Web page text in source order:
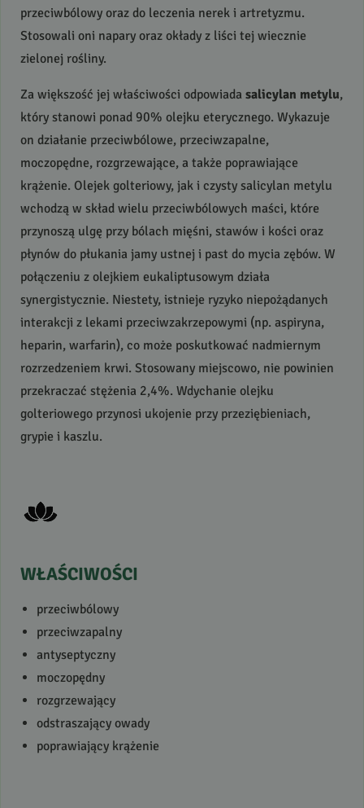
przeciwbólowy oraz do leczenia nerek i artretyzmu.
Stosowali oni napary oraz okłady z liści tej wiecznie
zielonej rośliny.
Za większość jej właściwości odpowiada salicylan metylu,
który stanowi ponad 90% olejku eterycznego. Wykazuje
on działanie przeciwbólowe, przeciwzapalne,
moczopędne, rozgrzewające, a także poprawiające
krążenie. Olejek golteriowy, jak i czysty salicylan metylu
wchodzą w skład wielu przeciwbólowych maści, które
przynoszą ulgę przy bólach mięśni, stawów i kości oraz
płynów do płukania jamy ustnej i past do mycia zębów. W
połączeniu z olejkiem eukaliptusowym działa
synergistycznie. Niestety, istnieje ryzyko niepożądanych
interakcji z lekami przeciwzakrzepowymi (np. aspiryna,
heparin, warfarin), co może poskutkować nadmiernym
rozrzedzeniem krwi. Stosowany miejscowo, nie powinien
przekraczać stężenia 2,4%. Wdychanie olejku
golteriowego przynosi ukojenie przy przeziębieniach,
grypie i kaszlu.
WŁAŚCIWOŚCI
przeciwbólowy
przeciwzapalny
antyseptyczny
moczopędny
rozgrzewający
odstraszający owady
poprawiający krążenie